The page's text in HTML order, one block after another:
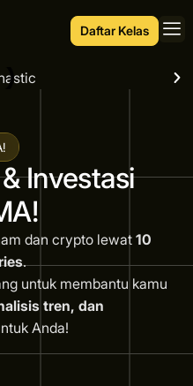
Daftar Kelas
Investasi
dan crypto lewat 10
.
untuk membantu kamu
tren, dan
Anda!